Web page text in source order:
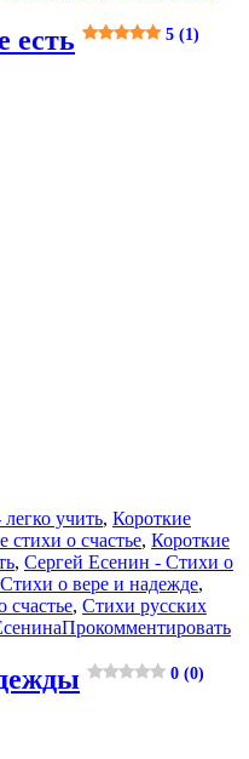
есть 5 (1)
учить, Короткие
стихи о счастье, Короткие
, Сергей Есенин - Стихи о
Стихи о вере и надежде,
счастье, Стихи русских
Прокомментировать
0 (0)